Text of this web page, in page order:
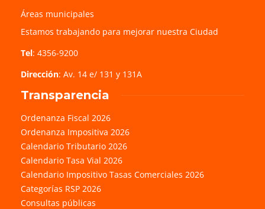
Áreas municipales
Estamos trabajando para mejorar nuestra Ciudad
Tel: 4356-9200
Dirección: Av. 14 e/ 131 y 131A
Transparencia
Ordenanza Fiscal 2026
Ordenanza Impositiva 2026
Calendario Tributario 2026
Calendario Tasa Vial 2026
Calendario Impositivo Tasas Comerciales 2026
Categorías RSP 2026
Consultas públicas